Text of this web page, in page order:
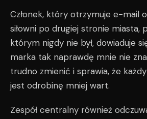
Członek, który otrzymuje e-mail
siłowni po drugiej stronie miasta,
którym nigdy nie był, dowiaduje
marka tak naprawdę mnie nie
trudno zmienić i sprawia, że
jest odrobinę mniej wart.
Zespół centralny również